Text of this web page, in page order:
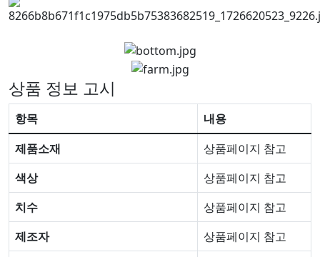
상품 정보 고시
항목
내용
제품소재
상품페이지 참고
색상
상품페이지 참고
치수
상품페이지 참고
제조자
상품페이지 참고